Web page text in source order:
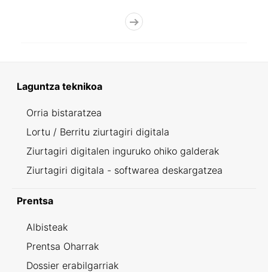
Laguntza teknikoa
Orria bistaratzea
Lortu / Berritu ziurtagiri digitala
Ziurtagiri digitalen inguruko ohiko galderak
Ziurtagiri digitala - softwarea deskargatzea
Prentsa
Albisteak
Prentsa Oharrak
Dossier erabilgarriak